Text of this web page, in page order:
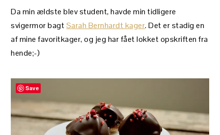
Da min ældste blev student, havde min tidligere
svigermor bagtSarah Bernhardt kager. Det er stadig en
af mine favoritkager, og jeg har fået lokket opskriften fra
hende;-)
Save